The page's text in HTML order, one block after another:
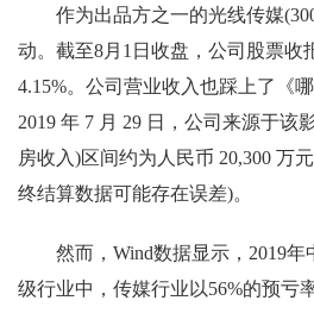
作为出品方之一的光线传媒
动。截至8月1日收盘，公司股票收
4.15%。公司营业收入也踩上了《
2019 年 7 月 29 日，公司来源于该
房收入)区间约为人民币 20,300 万
终结算数据可能存在误差)。
然而，Wind数据显示，2019
级行业中，传媒行业以56%的预亏